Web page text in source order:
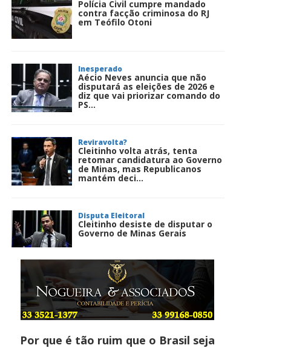
Polícia Civil cumpre mandado
contra facção criminosa do RJ
em Teófilo Otoni
Inesperado
Aécio Neves anuncia que não
disputará as eleições de 2026 e
diz que vai priorizar comando do
PS...
Reviravolta?
Cleitinho volta atrás, tenta
retomar candidatura ao Governo
de Minas, mas Republicanos
mantém deci...
Disputa Eleitoral
Cleitinho desiste de disputar o
Governo de Minas Gerais
Entenda
Pix Pensão Alimentícia: entenda
o que é e como solicitar
Por que é tão ruim que o Brasil seja